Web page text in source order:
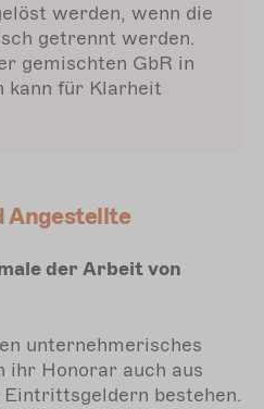
werden, wenn die
getrennt werden.
gemischten GbR in
kann für Klarheit
Angestellte
der Arbeit von
unternehmerisches
ihr Honorar auch aus
bestehen.